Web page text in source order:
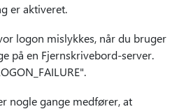
er aktiveret.
logon mislykkes, når du bruger
på en Fjernskrivebord-server.
nogle gange medfører, at